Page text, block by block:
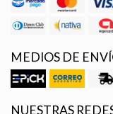
MEDIOS DE
NUESTRAS